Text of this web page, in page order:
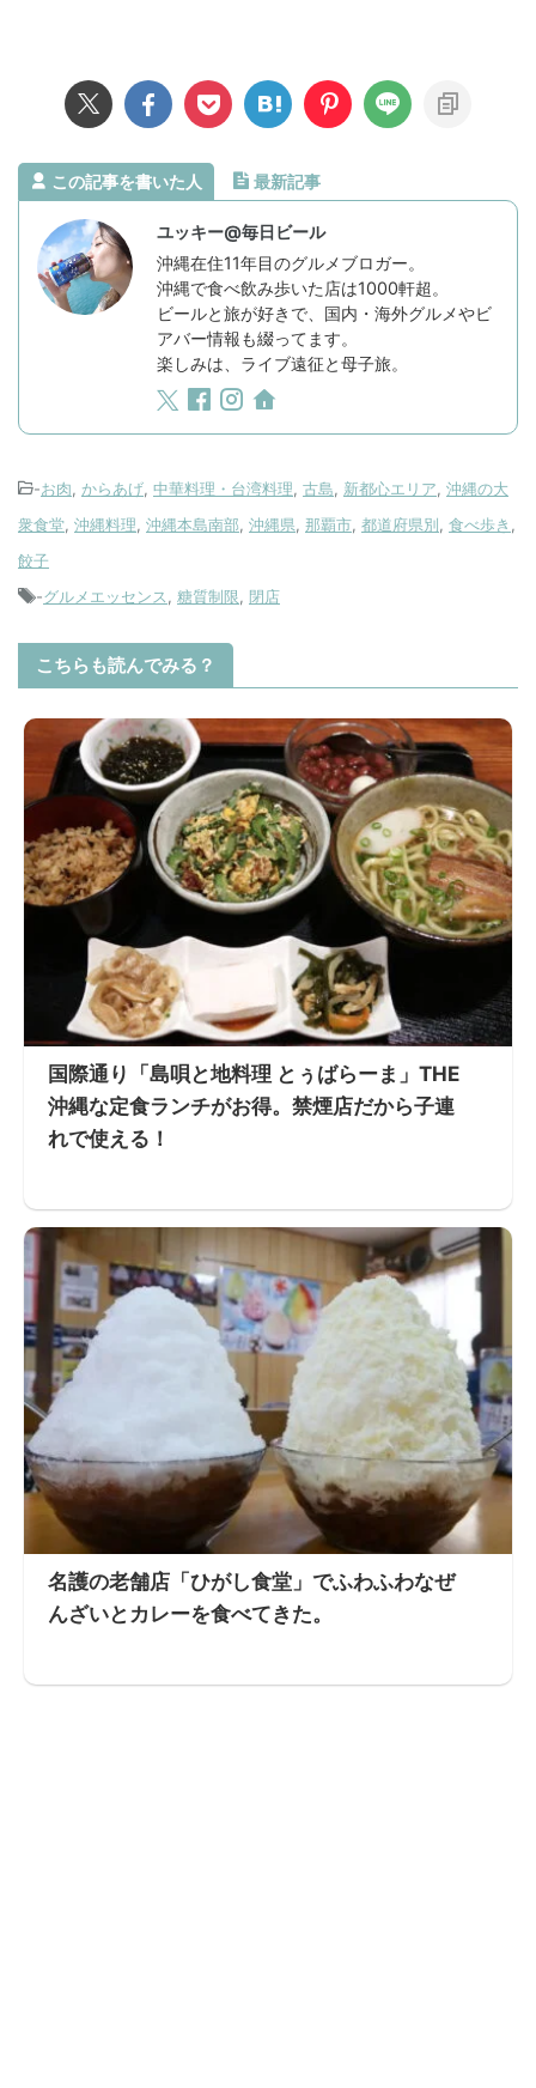
この記事を書いた人 最新記事
ユッキー@毎日ビール
沖縄在住11年目のグルメブロガー。
沖縄で食べ飲み歩いた店は1000軒超。
ビールと旅が好きで、国内・海外グルメやビ
アバー情報も綴ってます。
楽しみは、ライブ遠征と母子旅。
-お肉, からあげ, 中華料理・台湾料理, 古島, 新都心エリア, 沖縄の大
衆食堂, 沖縄料理, 沖縄本島南部, 沖縄県, 那覇市, 都道府県別, 食べ歩き ,
餃子
-グルメエッセンス, 糖質制限, 閉店
こちらも読んでみる？
国際通り「島唄と地料理 とぅばらーま」THE
沖縄な定食ランチがお得。禁煙店だから子連
れで使える！
名護の老舗店「ひがし食堂」でふわふわなぜ
んざいとカレーを食べてきた。